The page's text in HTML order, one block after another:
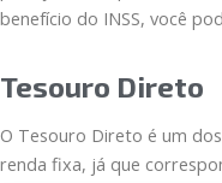
benefício do INSS, você
Tesouro Direto
O Tesouro Direto é um
renda fixa, já que